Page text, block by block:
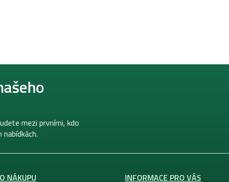
mezi prvními, kdo
NÁKUPU INFORMACE PRO VÁS